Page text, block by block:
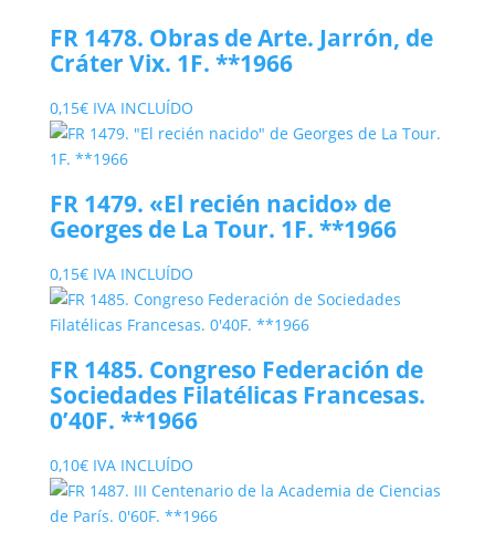
FR 1478. Obras de Arte. Jarrón, de
Cráter Vix. 1F. **1966
0,15€ IVA INCLUÍDO
FR 1479. «El recién nacido» de
Georges de La Tour. 1F. **1966
0,15€ IVA INCLUÍDO
FR 1485. Congreso Federación de
Sociedades Filatélicas Francesas.
0’40F. **1966
0,10€ IVA INCLUÍDO